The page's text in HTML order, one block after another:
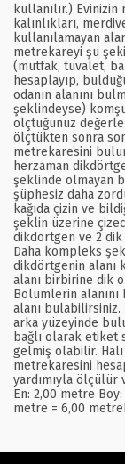
kullanılır.)
kalınlıkları,
kullanılamayan
metrekareyi şu
(mutfak, tuvalet,
hesaplayıp,
odanın alanını
şeklindeyse)
ölçtüğünüz
ölçtükten sonra
metrekaresini
herzaman
şeklinde olmayan
şüphesiz daha
kağıda çizin ve
şeklin üzerine
dikdörtgen ve 2
Daha kompleks
dikdörtgenin alanı
alanı birbirine dik
Bölümlerin
alanı bulabilirsiniz.
arka yüzeyinde
bağlı olarak etiket
gelmiş olabilir. Halı
metrekaresini
yardımıyla ölçülür
En: 2,00 metre
metre = 6,00